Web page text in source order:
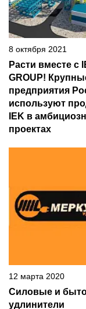
8 октября 2021
Расти вместе с
GROUP!
предприятия
используют
IEK в
проектах
12 марта 2020
Силовые и
удлинители